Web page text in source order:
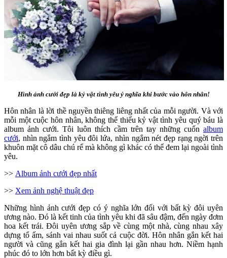
Hình ảnh cưới đẹp là kỷ vật tình yêu ý nghĩa khi bước vào hôn nhân!
Hôn nhân là lời thề nguyền thiêng liêng nhất của mỗi người. Và với
mỗi một cuộc hôn nhân, không thể thiếu kỷ vật tình yêu quý báu là
album ảnh cưới. Tôi luôn thích cầm trên tay những cuốn album
cưới, nhìn ngắm tình yêu đôi lứa, nhìn ngắm nét đẹp rạng ngời trên
khuôn mặt cô dâu chú rể mà không gì khác có thể đem lại ngoài tình
yêu.
>> Album ảnh cưới đẹp nhất
>> Xem ảnh nghệ thuật đẹp
Những hình ảnh cưới đẹp có ý nghĩa lớn đối với bất kỳ đôi uyên
ương nào. Đó là kết tinh của tình yêu khi đã sâu đậm, đến ngày đơm
hoa kết trái. Đôi uyên ương sắp về cùng một nhà, cùng nhau xây
dựng tổ ấm, sánh vai nhau suốt cả cuộc đời. Hôn nhân gắn kết hai
người và cũng gắn kết hai gia đình lại gần nhau hơn. Niềm hạnh
phúc đó to lớn hơn bất kỳ điều gì.